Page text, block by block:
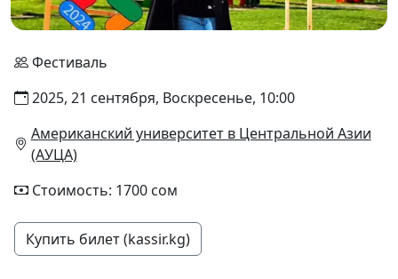
Фестиваль
2025, 21 сентября, Воскресенье, 10:00
Американский университет в Центральной Азии
(АУЦА)
Стоимость: 1700 сом
Купить билет (kassir.kg)